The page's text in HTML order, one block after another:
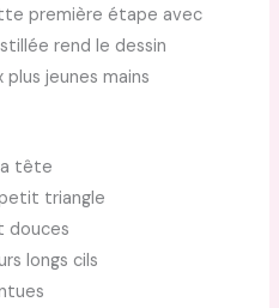
première étape avec
rend le dessin
jeunes mains
tête
triangle
douces
longs cils